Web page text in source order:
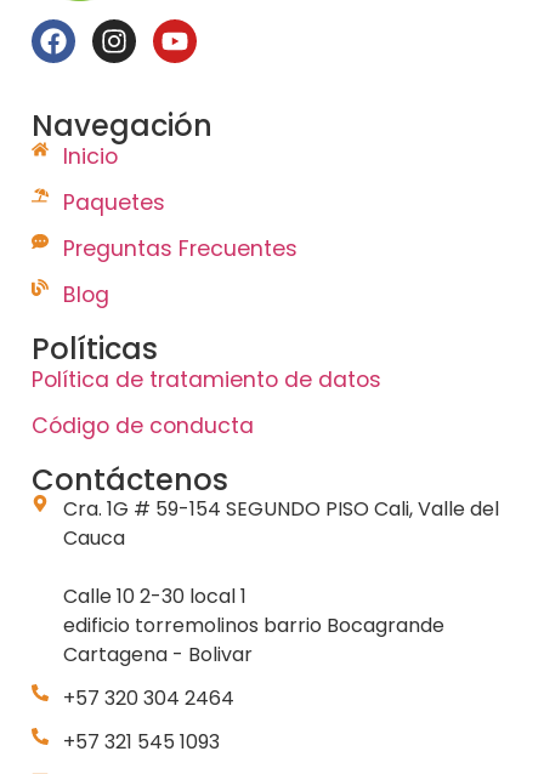
Navegación
Inicio
Paquetes
Preguntas Frecuentes
Blog
Políticas
Política de tratamiento de datos
Código de conducta
Contáctenos
Cra. 1G # 59-154 SEGUNDO PISO Cali, Valle del
Cauca
Calle 10 2-30 local 1
edificio torremolinos barrio Bocagrande
Cartagena - Bolivar
+57 320 304 2464
+57 321 545 1093